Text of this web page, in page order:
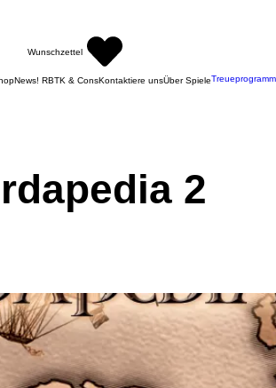
Wunschzettel
News! RBTK & ConsKontaktiere unsÜber SpieleTreueprogramm
2